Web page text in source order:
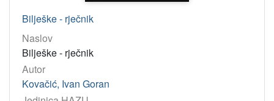
Bilješke - rječnik
Naslov
Bilješke - rječnik
Autor
Kovačić, Ivan Goran